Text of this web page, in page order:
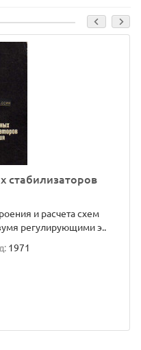
стабилизаторов
и расчета схем
регулирующими э..
1971